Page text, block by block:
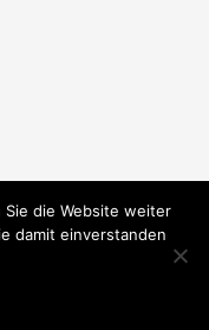
Sie die Website weiter
damit einverstanden